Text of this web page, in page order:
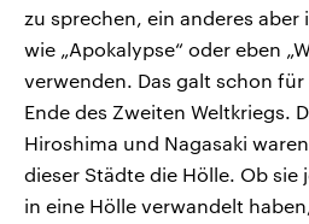
zu sprechen, ein anderes aber
wie „Apokalypse“ oder eben
verwenden. Das galt schon
Ende des Zweiten Weltkriegs.
Hiroshima und Nagasaki
dieser Städte die Hölle. Ob sie
in eine Hölle verwandelt